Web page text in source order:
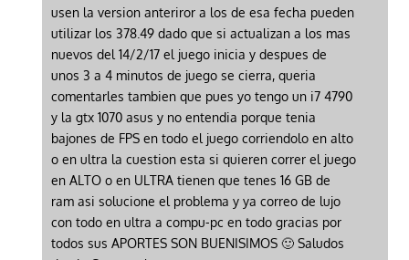
usen la version anteriror a los de esa fecha pueden
utilizar los 378.49 dado que si actualizan a los mas
nuevos del 14/2/17 el juego inicia y despues de
unos 3 a 4 minutos de juego se cierra, queria
comentarles tambien que pues yo tengo un i7 4790
y la gtx 1070 asus y no entendia porque tenia
bajones de FPS en todo el juego corriendolo en alto
o en ultra la cuestion esta si quieren correr el juego
en ALTO o en ULTRA tienen que tenes 16 GB de
ram asi solucione el problema y ya correo de lujo
con todo en ultra a compu-pc en todo gracias por
todos sus APORTES SON BUENISIMOS 🙂 Saludos